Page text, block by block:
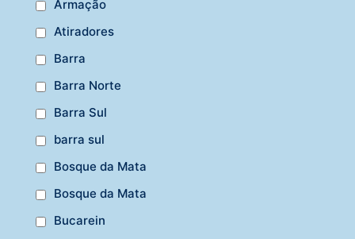
Armação
Atiradores
Barra
Barra Norte
Barra Sul
barra sul
Bosque da Mata
Bosque da Mata
Bucarein